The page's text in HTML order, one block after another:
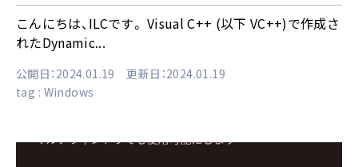
こんにちは、ILCです。 Visual C++ (以下 VC++)で作成さ
れたDynamic...
公開日：2024.01.19 更新日：2024.01.19
tag : Windows